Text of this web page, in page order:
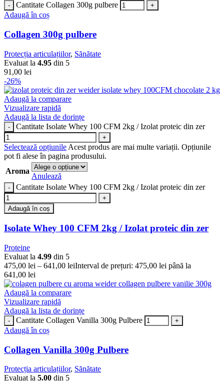
Cantitate Collagen 300g pulbere
Adaugă în coș
Collagen 300g pulbere
Protecția articulațiilor, Sănătate
Evaluat la 4.95 din 5
91,00 lei
-26%
Adaugă la comparare
Vizualizare rapidă
Adaugă la lista de dorințe
Cantitate Isolate Whey 100 CFM 2kg / Izolat proteic din zer
Selectează opțiunile Acest produs are mai multe variații. Opțiunile
pot fi alese în pagina produsului.
Aroma
Anulează
Cantitate Isolate Whey 100 CFM 2kg / Izolat proteic din zer
Adaugă în coș
Isolate Whey 100 CFM 2kg / Izolat proteic din zer
Proteine
Evaluat la 4.99 din 5
475,00 lei – 641,00 leiInterval de prețuri: 475,00 lei până la
641,00 lei
Adaugă la comparare
Vizualizare rapidă
Adaugă la lista de dorințe
Cantitate Collagen Vanilla 300g Pulbere
Adaugă în coș
Collagen Vanilla 300g Pulbere
Protecția articulațiilor, Sănătate
Evaluat la 5.00 din 5